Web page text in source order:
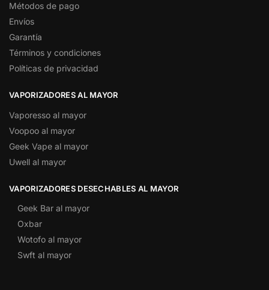
Métodos de pago
Envíos
Garantía
Términos y condiciones
Políticas de privacidad
VAPORIZADORES AL MAYOR
Vaporesso al mayor
Voopoo al mayor
Geek Vape al mayor
Uwell al mayor
VAPORIZADORES DESECHABLES AL MAYOR
Geek Bar al mayor
Oxbar
Wotofo al mayor
Swft al mayor